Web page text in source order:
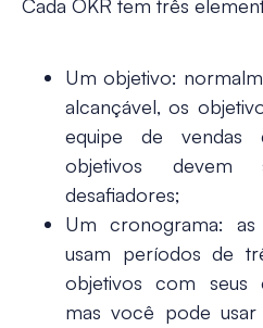
Cada OKR tem três
Um objetivo:
alcançável, os
equipe de vendas
objetivos devem
desafiadores;
Um cronograma: as
usam períodos de
objetivos com seus
mas você pode